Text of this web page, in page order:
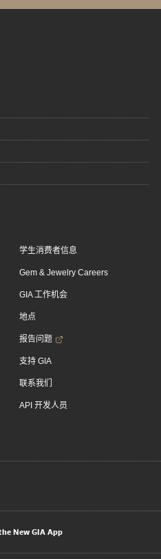
学生消费者信息
Gem & Jewelry Careers
GIA 工作机会
地点
报告问题
支持 GIA
联系我们
API 开发人员
New GIA App